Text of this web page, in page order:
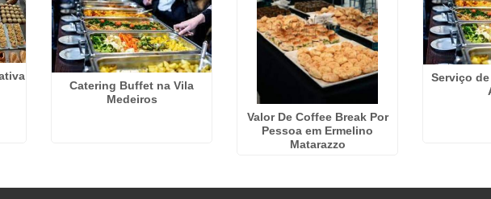
Catering Buffet na Vila
Medeiros
Valor De Coffee Break Por
Pessoa em Ermelino
Matarazzo
Serviço